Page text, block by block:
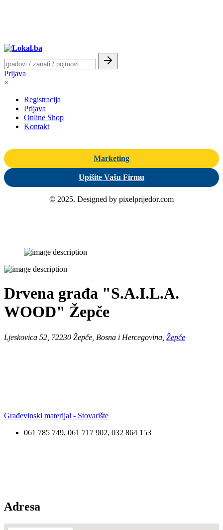
Prijava
×
Registracija
Prijava
Online Shop
Kontakt
Marketing
Upišite Vašu Firmu
© 2025. Designed by pixelprijedor.com
Drvena građa "S.A.I.L.A.
WOOD" Žepče
Ljeskovica 52, 72230 Žepče, Bosna i Hercegovina, Žepče
Građevinski materijal - Stovarište
061 785 749, 061 717 902, 032 864 153
Adresa